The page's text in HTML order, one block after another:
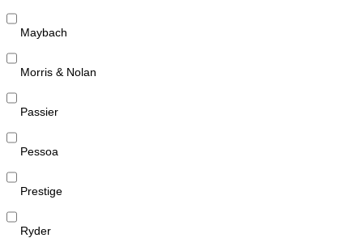
Maybach
Morris & Nolan
Passier
Pessoa
Prestige
Ryder